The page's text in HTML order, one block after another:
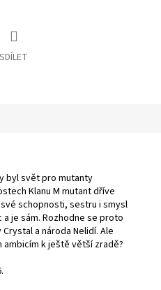
SDÍLET
byl svět pro mutanty
Klanu M mutant dříve
schopnosti, sestru i smysl
je sám. Rozhodne se proto
a národa Nelidí. Ale
k ještě větší zradě?